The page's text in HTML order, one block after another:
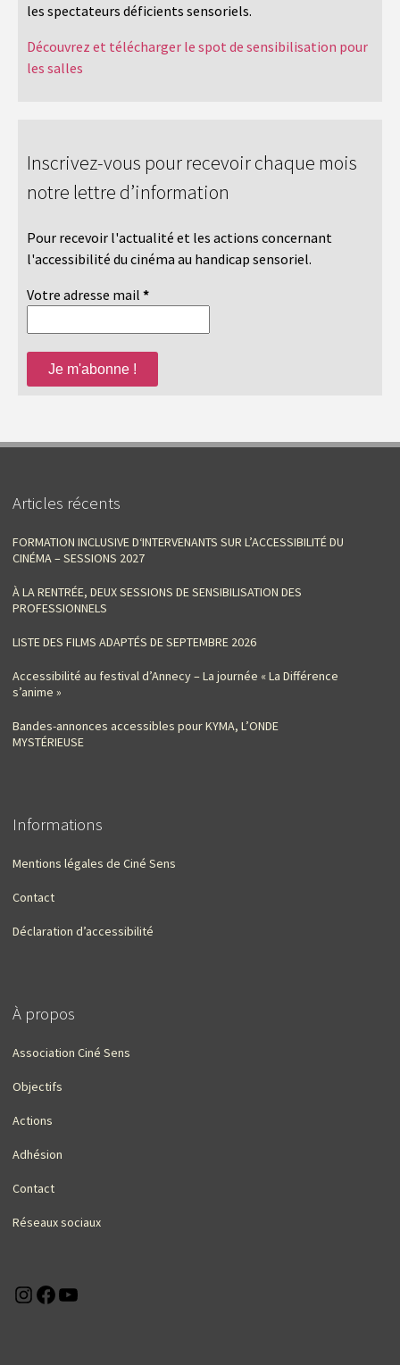
les spectateurs déficients sensoriels.
Découvrez et télécharger le spot de sensibilisation pour
les salles
Inscrivez-vous pour recevoir chaque mois
notre lettre d’information
Pour recevoir l'actualité et les actions concernant
l'accessibilité du cinéma au handicap sensoriel.
Votre adresse mail *
Articles récents
FORMATION INCLUSIVE D‘INTERVENANTS SUR L’ACCESSIBILITÉ DU
CINÉMA – SESSIONS 2027
À LA RENTRÉE, DEUX SESSIONS DE SENSIBILISATION DES
PROFESSIONNELS
LISTE DES FILMS ADAPTÉS DE SEPTEMBRE 2026
Accessibilité au festival d’Annecy – La journée « La Différence
s’anime »
Bandes-annonces accessibles pour KYMA, L’ONDE
MYSTÉRIEUSE
Informations
Mentions légales de Ciné Sens
Contact
Déclaration d’accessibilité
À propos
Association Ciné Sens
Objectifs
Actions
Adhésion
Contact
Réseaux sociaux
Instagram
Facebook